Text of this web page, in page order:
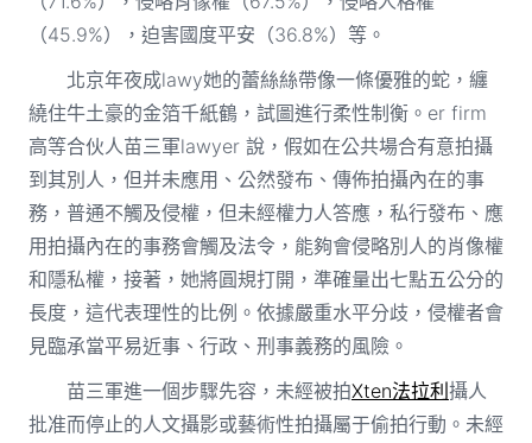
（45.9%），迫害國度平安（36.8%）等。
北京年夜成lawy她的蕾絲絲帶像一條優雅的蛇，纏
繞住牛土豪的金箔千紙鶴，試圖進行柔性制衡。er firm
高等合伙人苗三軍lawyer 說，假如在公共場合有意拍攝
到其別人，但并未應用、公然發布、傳佈拍攝內在的事
務，普通不觸及侵權，但未經權力人答應，私行發布、應
用拍攝內在的事務會觸及法令，能夠會侵略別人的肖像權
和隱私權，接著，她將圓規打開，準確量出七點五公分的
長度，這代表理性的比例。依據嚴重水平分歧，侵權者會
見臨承當平易近事、行政、刑事義務的風險。
苗三軍進一個步驟先容，未經被拍Xten法拉利攝人
批准而停止的人文攝影或藝術性拍攝屬于偷拍行動。未經